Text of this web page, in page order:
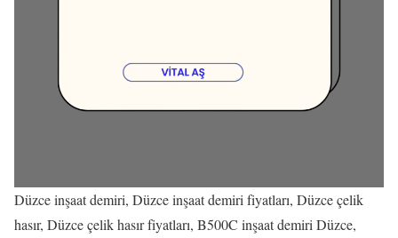
Düzce inşaat demiri, Düzce inşaat demiri fiyatları, Düzce çelik
hasır, Düzce çelik hasır fiyatları, B500C inşaat demiri Düzce,